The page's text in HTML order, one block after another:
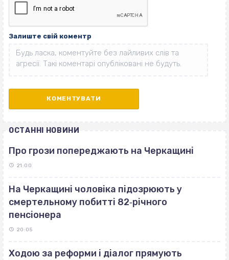
Залиште свій коментр
ОСТАННІ НОВИНИ
Про грози попереджають на Черкащині
21:00
На Черкащині чоловіка підозрюють у
смертельному побитті 82‐річного
пенсіонера
20:05
Ходою за реформи і діалог прямують